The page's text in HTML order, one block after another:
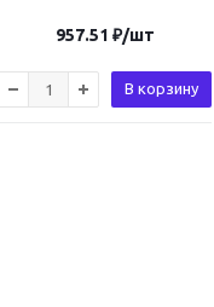
957.51 ₽/шт
В корзину